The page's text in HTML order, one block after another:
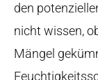
den
nicht wissen,
Mängel